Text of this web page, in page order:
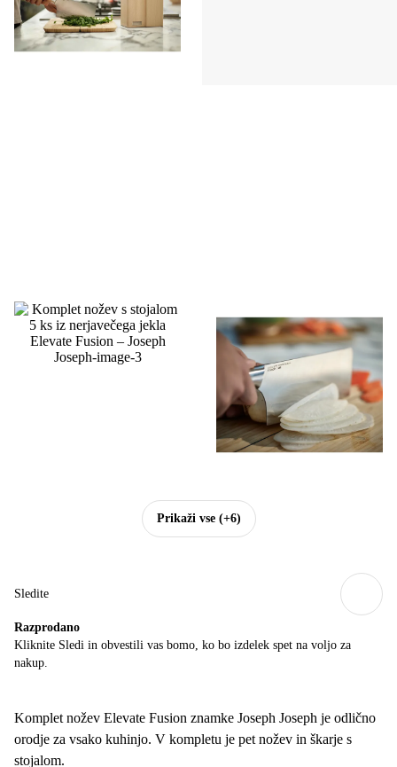
Prikaži vse (+6)
Sledite
Razprodano
Kliknite Sledi in obvestili vas bomo, ko bo izdelek spet na voljo za
nakup.
Komplet nožev Elevate Fusion znamke Joseph Joseph je odlično
orodje za vsako kuhinjo. V kompletu je pet nožev in škarje s
stojalom.